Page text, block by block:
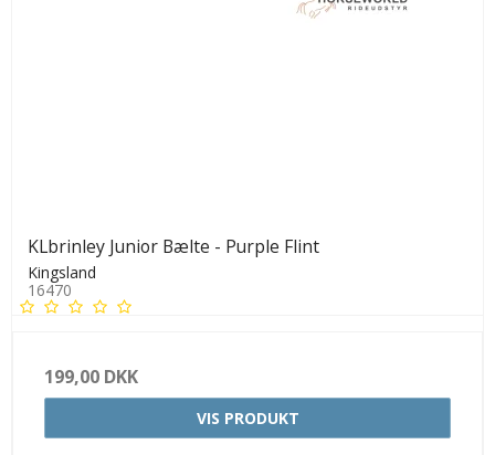
KLbrinley Junior Bælte - Purple Flint
Kingsland
16470
199,00 DKK
VIS PRODUKT